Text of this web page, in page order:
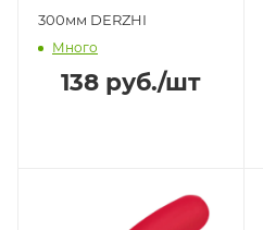
300мм DERZHI
Много
138руб./шт